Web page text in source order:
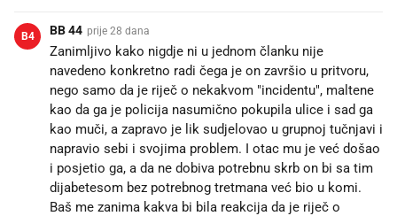
B4 BB 44 prije 28 dana
Zanimljivo kako nigdje ni u jednom članku nije
navedeno konkretno radi čega je on završio u pritvoru,
nego samo da je riječ o nekakvom "incidentu", maltene
kao da ga je policija nasumično pokupila ulice i sad ga
kao muči, a zapravo je lik sudjelovao u grupnoj tučnjavi i
napravio sebi i svojima problem. I otac mu je već došao
i posjetio ga, a da ne dobiva potrebnu skrb on bi sa tim
dijabetesom bez potrebnog tretmana već bio u komi.
Baš me zanima kakva bi bila reakcija da je riječ o